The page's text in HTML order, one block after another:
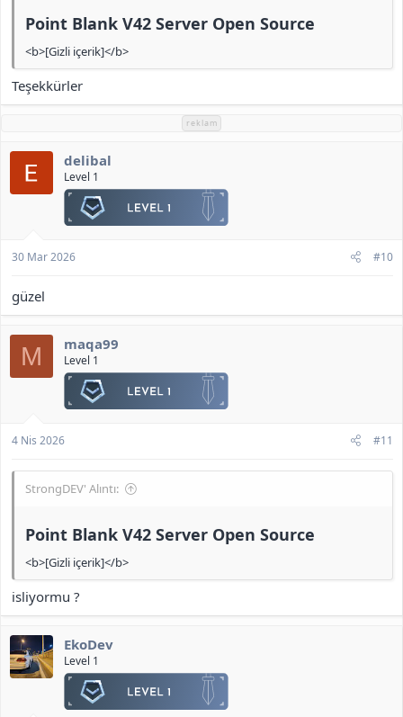
Point Blank V42 Server Open Source​
<b>[Gizli içerik]</b>
Teşekkürler
reklam
delibal
Level 1
30 Mar 2026 #10
güzel
M maqa99
Level 1
4 Nis 2026 #11
StrongDEV' Alıntı:
Point Blank V42 Server Open Source​
<b>[Gizli içerik]</b>
isliyormu ?
EkoDev
Level 1